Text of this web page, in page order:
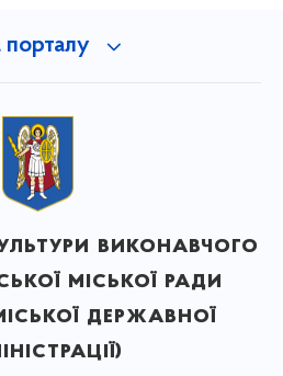
виконавчого
міської ради
державної